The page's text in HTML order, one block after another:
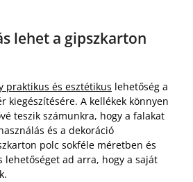
lehet a gipszkarton
praktikus és esztétikus lehetőség a
kiegészítésére. A kellékek könnyen
teszik számunkra, hogy a falakat
és a dekoráció
polc sokféle méretben és
ad arra, hogy a saját